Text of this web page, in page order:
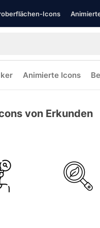
Icons
Animierte Icons
von Erkunden